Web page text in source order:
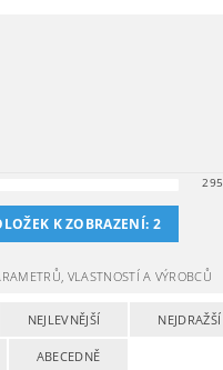
295
K ZOBRAZENÍ: 2
VLASTNOSTÍ A VÝROBCŮ
NEJLEVNĚJŠÍ NEJDRAŽŠÍ
ABECEDNĚ